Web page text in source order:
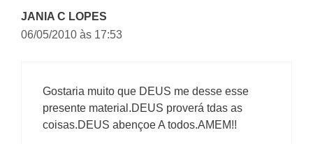
JANIA C LOPES
06/05/2010 às 17:53
Gostaria muito que DEUS me desse esse
presente material.DEUS proverá tdas as
coisas.DEUS abençoe A todos.AMEM!!